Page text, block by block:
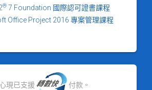
® 7 Foundation 國際認可證書課程
Office Project 2016 專案管理課程
現已支援 付款。